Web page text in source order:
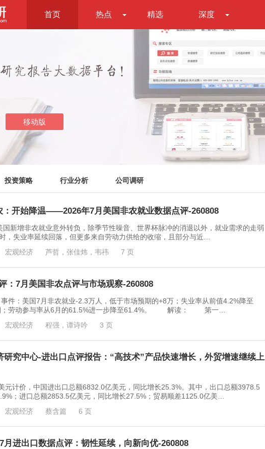
首页 热点 精选 深度
投资策略 行业分析 公司调研
：开始降温——2026年7月美国非农就业数据点评-260808
增非农就业意外转负，除季节性噪音、世界杯脉冲的消退以外，就业需求的走弱
，失业率延续回落，但更多来自劳动力供给的收缩，且部分与近…
宏观经济 芦哲，张佳炜，韦祎 7 页
：7月美国非农点评与市场观察-260808
美国7月非农就业-2.3万人，低于市场预期的+8万；失业率从前值4.2%降至
；劳动参与率从6月的61.5%进一步降至61.4%。 解读： 第一…
宏观经济 程强，谭诗吟 3 页
研究中心-进出口点评报告：“高技术”产品快速增长，外贸增速继续上
计价，中国进出口总额6832.0亿美元，同比增长25.3%。其中，出口总额3978.5
；进口总额2853.5亿美元，同比增长27.5%；贸易顺差1125.0亿美…
宏观经济 蔡含篇 6 页
月进出口数据点评：韧性延续，向新向优-260808